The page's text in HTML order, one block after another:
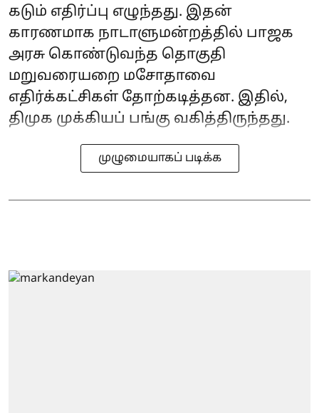
கடும் எதிர்ப்பு எழுந்தது. இதன்
காரணமாக நாடாளுமன்றத்தில் பாஜக
அரசு கொண்டுவந்த தொகுதி
மறுவரையறை மசோதாவை
எதிர்க்கட்சிகள் தோற்கடித்தன. இதில்,
திமுக முக்கியப் பங்கு வகித்திருந்தது.
முழுமையாகப் படிக்க